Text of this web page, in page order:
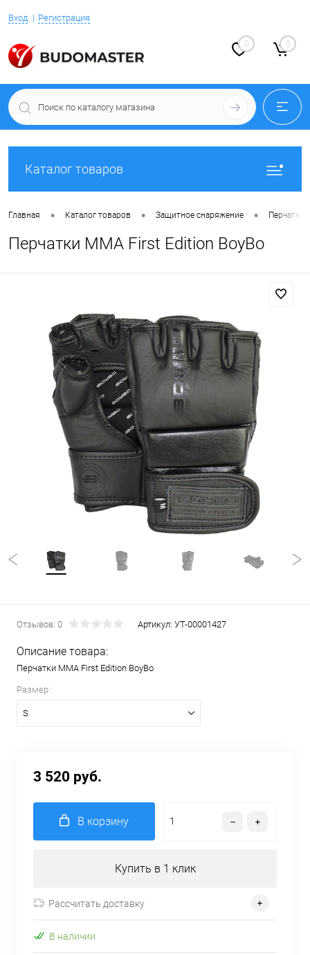
Вход Регистрация
0 0
Каталог товаров
Главная • Каталог товаров • Защитное снаряжение • Перчатки
Перчатки MMA First Edition BoyBo
Отзывов: 0 Артикул: УТ-00001427
Описание товара:
Перчатки MMA First Edition BoyBo
Размер :
S
3 520 руб.
В корзину
Купить в 1 клик
Рассчитать доставку
В наличии